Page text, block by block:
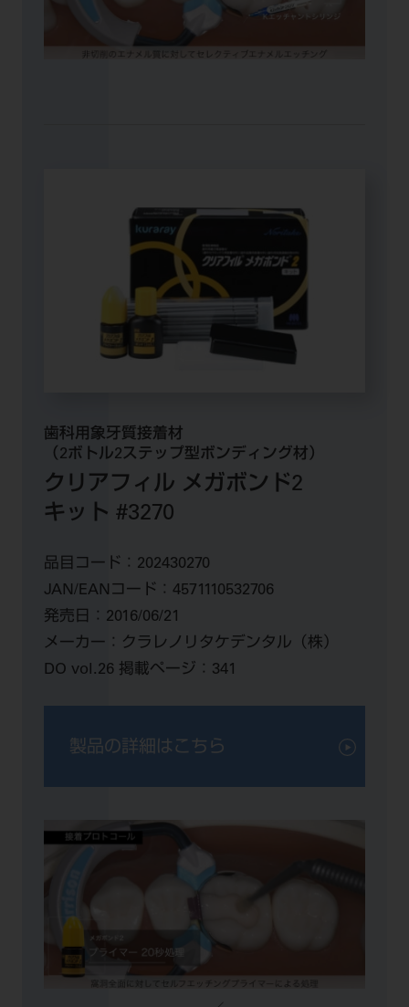
歯科用象牙質接着材
（2ボトル2ステップ型ボンディング材）
クリアフィル メガボンド2
キット #3270
品目コード： 202430270
JAN/EANコード： 4571110532706
発売日： 2016/06/21
メーカー： クラレノリタケデンタル（株）
DO vol.26 掲載ページ： 341
製品の詳細はこちら